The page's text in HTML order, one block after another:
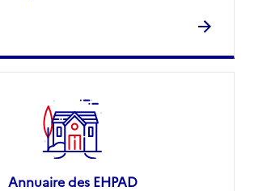
Annuaire des EHPAD